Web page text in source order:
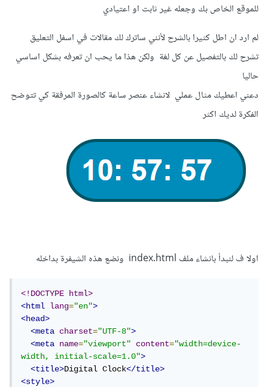
للموقع الخاص بك وجعله غير ثابت او اعتيادي
لم ارد ان اطل كثيرا بالشرح لأنني ساترك لك مقالات في اسفل التعليق
تشرح لك بالتفصيل عن كل لغة ولكن هذا ما يحب ان تعرفه بشكل اساسي
حاليا
دعني اعطيك مثال عملي لانشاء عنصر ساعة كالصورة المرفقة كي تتوضح
الفكرة لديك اكثر
اولا ف لنبدأ بانشاء ملف index.html ونضع هذه الشيفرة بداخله
<!DOCTYPE html>
<html
lang="en">
<head>
<meta
charset="UTF-8">
<meta
name="viewport" content="width=device-
width, initial-scale=1.0">
<title>Digital Clock</title>
<style>